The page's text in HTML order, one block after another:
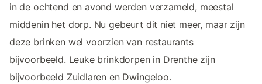
in de ochtend en avond werden verzameld, meestal
middenin het dorp. Nu gebeurt dit niet meer, maar zijn
deze brinken wel voorzien van restaurants
bijvoorbeeld. Leuke brinkdorpen in Drenthe zijn
bijvoorbeeld Zuidlaren en Dwingeloo.